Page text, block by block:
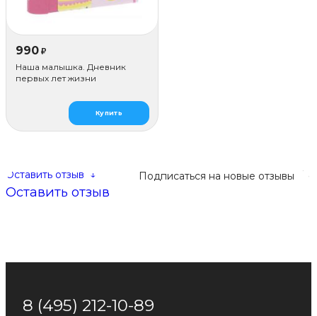
990 ₽
Наша малышка. Дневник
первых лет жизни
Купить
Подписаться на новые отзывы
Оставить отзыв ↓
Оставить отзыв
8 (495) 212-10-89